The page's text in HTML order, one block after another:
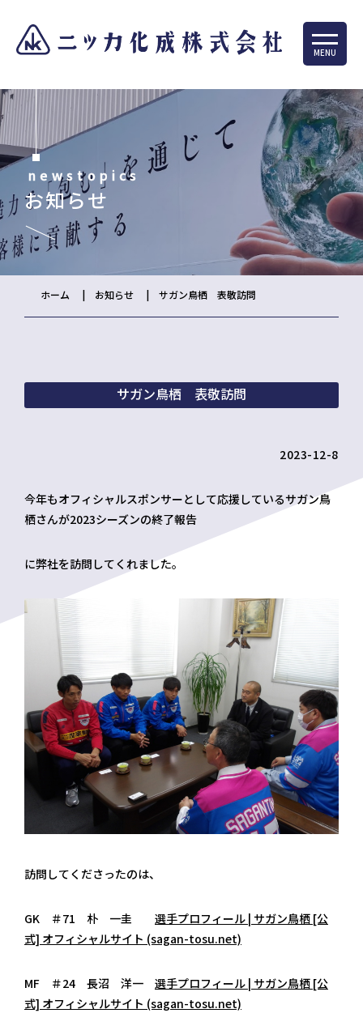
お知らせ
newstopics
ホーム お知らせ サガン鳥栖 表敬訪問
サガン鳥栖 表敬訪問
2023-12-8
今年もオフィシャルスポンサーとして応援しているサガン鳥
栖さんが2023シーズンの終了報告
に弊社を訪問してくれました。
訪問してくださったのは、
GK ＃71 朴 一圭 選手プロフィール | サガン鳥栖 [公
式] オフィシャルサイト (sagan-tosu.net)
MF ＃24 長沼 洋一 選手プロフィール | サガン鳥栖 [公
式] オフィシャルサイト (sagan-tosu.net)
MENU